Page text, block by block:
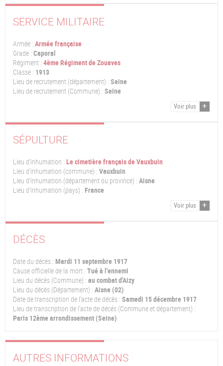
SERVICE MILITAIRE
Armée : Armée française
Grade : Caporal
Régiment : 4ème Régiment de Zouaves
Classe : 1913
Lieu de recrutement (département) : Seine
Lieu de recrutement (Commune) : Seine
Voir plus
SÉPULTURE
Lieu d'inhumation : Le cimetière français de Vauxbuin
Lieu d'inhumation (commune) : Vauxbuin
Lieu d'inhumation (département ou province) : Aisne
Lieu d'inhumation (pays) : France
Voir plus
DÉCÈS
Date du décès : Mardi 11 septembre 1917
Cause officielle de la mort : Tué à l'ennemi
Lieu du décès (Commune) : au combat d'Aizy
Lieu du décès (Département) : Aisne (02)
Date de transcription de l'acte de décès : Samedi 15 décembre 1917
Lieu de transcription de l'acte de décés (Commune et département) :
Paris 12ème arrondissement (Seine)
AUTRES INFORMATIONS